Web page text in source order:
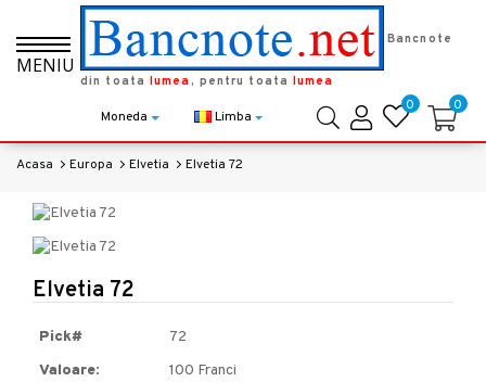
MENIU
Bancnote
din toata lumea , pentru toata lumea
Moneda Limba
0 0
Acasa Europa Elvetia Elvetia 72
Elvetia 72
Pick#
72
Valoare:
100 Franci